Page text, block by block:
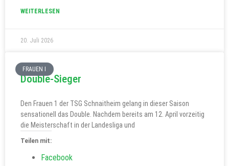
WEITERLESEN
20. Juli 2026
FRAUEN I
Double-Sieger
Den Frauen 1 der TSG Schnaitheim gelang in dieser Saison
sensationell das Double. Nachdem bereits am 12. April vorzeitig
die Meisterschaft in der Landesliga und
Teilen mit:
Facebook